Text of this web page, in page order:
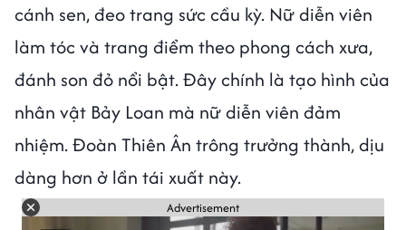
cánh sen, đeo trang sức cầu kỳ. Nữ diễn viên
làm tóc và trang điểm theo phong cách xưa,
đánh son đỏ nổi bật. Đây chính là tạo hình của
nhân vật Bảy Loan mà nữ diễn viên đảm
nhiệm. Đoàn Thiên Ân trông trưởng thành, dịu
dàng hơn ở lần tái xuất này.
Advertisement